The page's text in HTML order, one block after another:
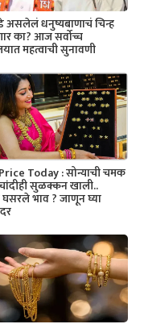
असलेलं धनुष्यबाणाचं चिन्ह
का? आज सर्वोच्च
महत्वाची सुनावणी
Today : सोन्याची चमक
सुळक्कन खाली..
भाव ? जाणून घ्या